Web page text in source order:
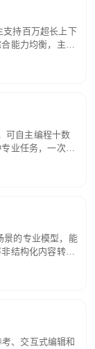
支持百万超长上下
能力均衡，主打
础 RAG、批量
可自主编程十数
业任务，一次对
执行与验证全流
务中自主规划与
景的专业模型，能
结构化内容转换
、交互式编辑和